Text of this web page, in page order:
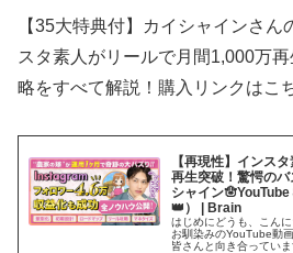
【35大特典付】カイシャインさ
スタ素人がリールで月間1,000万
略をすべて解説！購入リンクはこ
【再現性】インス
再生突破！驚愕の
シャイン
👑） | Brain
はじめにどうも、こん
お馴染みのYouTube動
皆さんと向き合ってい